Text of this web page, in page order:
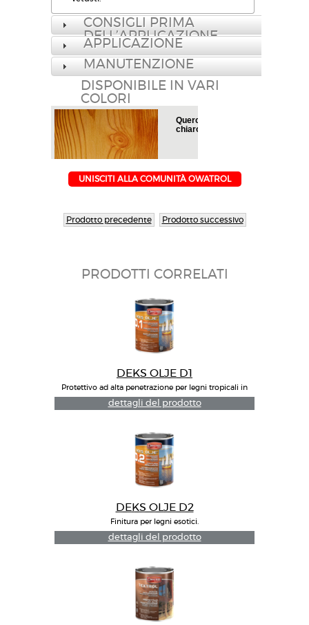
CONSIGLI PRIMA
DELL’APPLICAZIONE
APPLICAZIONE
MANUTENZIONE
DISPONIBILE IN VARI
COLORI
Quercia
chiaro
Quercia
chiaro
UNISCITI ALLA COMUNITÀ OWATROL
Prodotto precedente Prodotto successivo
PRODOTTI CORRELATI
DEKS OLJE D1
Protettivo ad alta penetrazione per legni tropicali in
interni ed esterni
dettagli del prodotto
DEKS OLJE D2
Finitura per legni esotici.
dettagli del prodotto